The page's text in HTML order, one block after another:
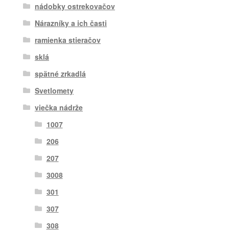
nádobky ostrekovačov
Nárazníky a ich časti
ramienka stieračov
sklá
spätné zrkadlá
Svetlomety
viečka nádrže
1007
206
207
3008
301
307
308